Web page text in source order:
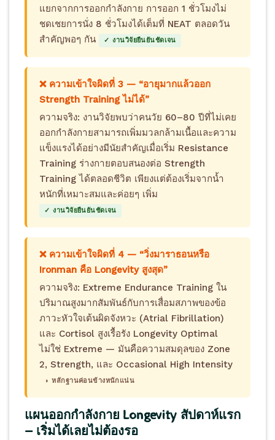
แยกจากการออกกำลังกาย การออก 1 ชั่วโมงไม่
ชดเชยการนั่ง 8 ชั่วโมงได้เต็มที่ NEAT ตลอดวัน
สำคัญพอๆ กัน
✓ งานวิจัยยืนยันชัดเจน
❌ ความเข้าใจผิดที่ 3 — “อายุมากแล้วออก
Strength Training ไม่ได้”
ความจริง: งานวิจัยพบว่าคนวัย 60–80 ปีที่ไม่เคย
ออกกำลังกายสามารถเพิ่มมวลกล้ามเนื้อและความ
แข็งแรงได้อย่างมีนัยสำคัญเมื่อเริ่ม Resistance
Training ร่างกายตอบสนองต่อ Strength
Training ได้ตลอดชีวิต เพียงแต่ต้องเริ่มจากน้ำ
หนักที่เหมาะสมและค่อยๆ เพิ่ม
✓ งานวิจัยยืนยันชัดเจน
❌ ความเข้าใจผิดที่ 4 — “วิ่งมาราธอนหรือ
Ironman คือ Longevity สูงสุด”
ความจริง: Extreme Endurance Training ใน
ปริมาณสูงมากสัมพันธ์กับการเสื่อมสภาพของข้อ
ภาวะหัวใจเต้นผิดจังหวะ (Atrial Fibrillation)
และ Cortisol สูงเรื้อรัง Longevity Optimal
ไม่ใช่ Extreme — มันคือความสมดุลของ Zone
2, Strength, และ Occasional High Intensity
◑ หลักฐานค่อนข้างหนักแน่น
แผนออกกำลังกาย Longevity สัปดาห์แรก
— เริ่มได้เลยไม่ต้องรอ